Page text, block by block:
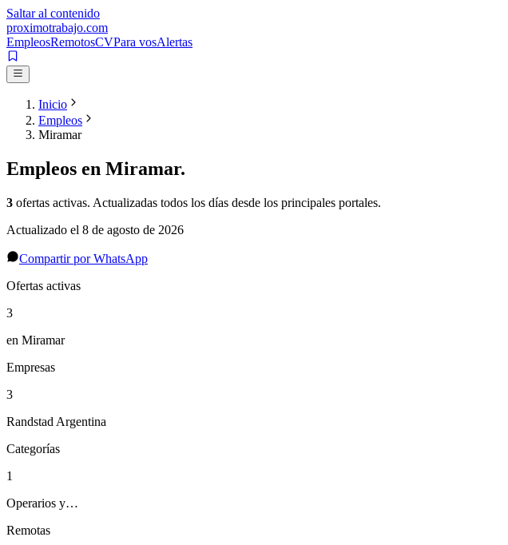
Saltar al contenido
proximotrabajo.com
EmpleosRemotosCVPara vosAlertas
Inicio
Empleos
Miramar
Empleos en Miramar.
3 ofertas activas. Actualizadas todos los días desde los principales portales.
Actualizado el 8 de agosto de 2026
Compartir por WhatsApp
Ofertas activas
3
en Miramar
Empresas
3
Randstad Argentina
Categorías
1
Operarios y…
Remotas